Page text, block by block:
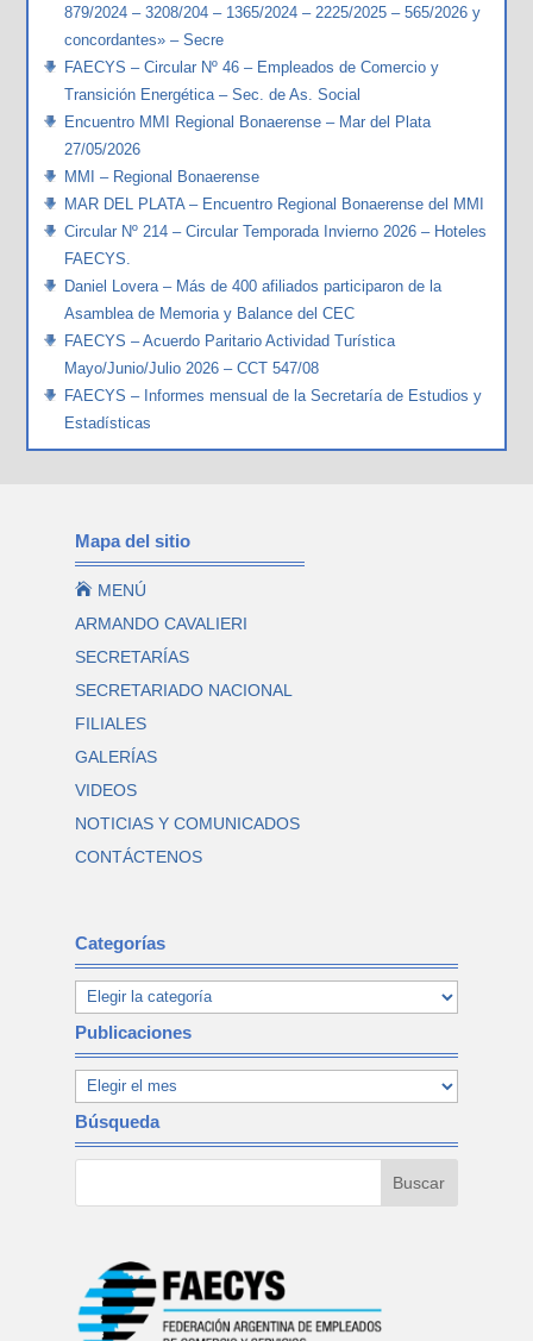
879/2024 – 3208/204 – 1365/2024 – 2225/2025 – 565/2026 y
concordantes» – Secre
FAECYS – Circular Nº 46 – Empleados de Comercio y
Transición Energética – Sec. de As. Social
Encuentro MMI Regional Bonaerense – Mar del Plata
27/05/2026
MMI – Regional Bonaerense
MAR DEL PLATA – Encuentro Regional Bonaerense del MMI
Circular Nº 214 – Circular Temporada Invierno 2026 – Hoteles
FAECYS.
Daniel Lovera – Más de 400 afiliados participaron de la
Asamblea de Memoria y Balance del CEC
FAECYS – Acuerdo Paritario Actividad Turística
Mayo/Junio/Julio 2026 – CCT 547/08
FAECYS – Informes mensual de la Secretaría de Estudios y
Estadísticas
Mapa del sitio
 MENÚ
ARMANDO CAVALIERI
SECRETARÍAS
SECRETARIADO NACIONAL
FILIALES
GALERÍAS
VIDEOS
NOTICIAS Y COMUNICADOS
CONTÁCTENOS
Categorías
Publicaciones
Búsqueda